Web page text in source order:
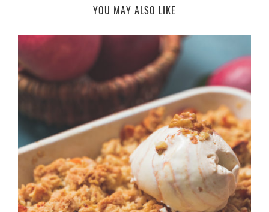
YOU MAY ALSO LIKE